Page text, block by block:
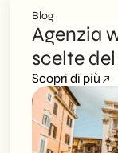
Blog
Agenzia
scelte del
Scopri di più